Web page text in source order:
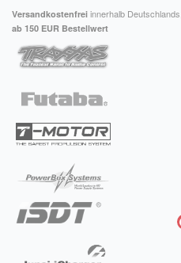
Versandkostenfrei innerhalb Deutschlands,
ab 150 EUR Bestellwert